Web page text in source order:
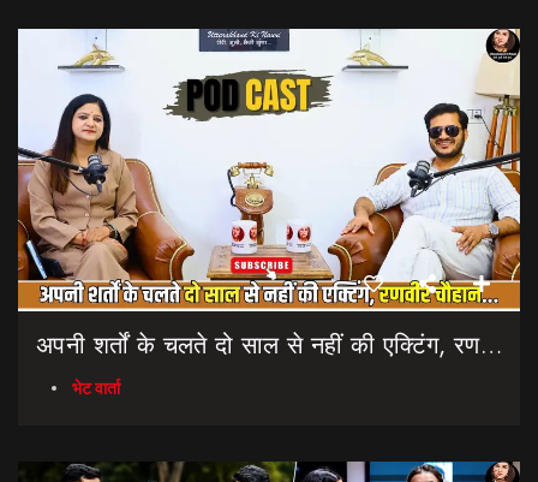
अपनी शर्तों के चलते दो साल से नहीं की एक्टिंग, रणवीर चौहान || Uttarakhand Cinema Untold Secrets
भेट वार्ता